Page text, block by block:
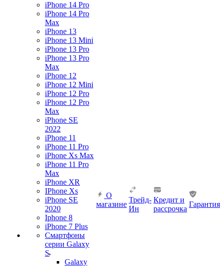
iPhone 14 Pro
iPhone 14 Pro
Max
iPhone 13
iPhone 13 Mini
iPhone 13 Pro
iPhone 13 Pro
Max
iPhone 12
iPhone 12 Mini
iPhone 12 Pro
iPhone 12 Pro
Max
iPhone SE
2022
iPhone 11
iPhone 11 Pro
iPhone Xs Max
iPhone 11 Pro
Max
iPhone XR
IPhone Xs
iPhone SE
2020
Iphone 8
iPhone 7 Plus
Смартфоны
серии Galaxy
S
Galaxy
О
магазине
Трейд-
Ин
Кредит и
рассрочка
Гарантия